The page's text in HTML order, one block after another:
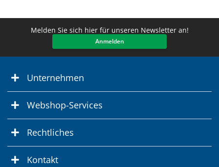
Melden Sie sich hier für unseren Newsletter an!
Anmelden
Unternehmen
Webshop-Services
Rechtliches
Kontakt